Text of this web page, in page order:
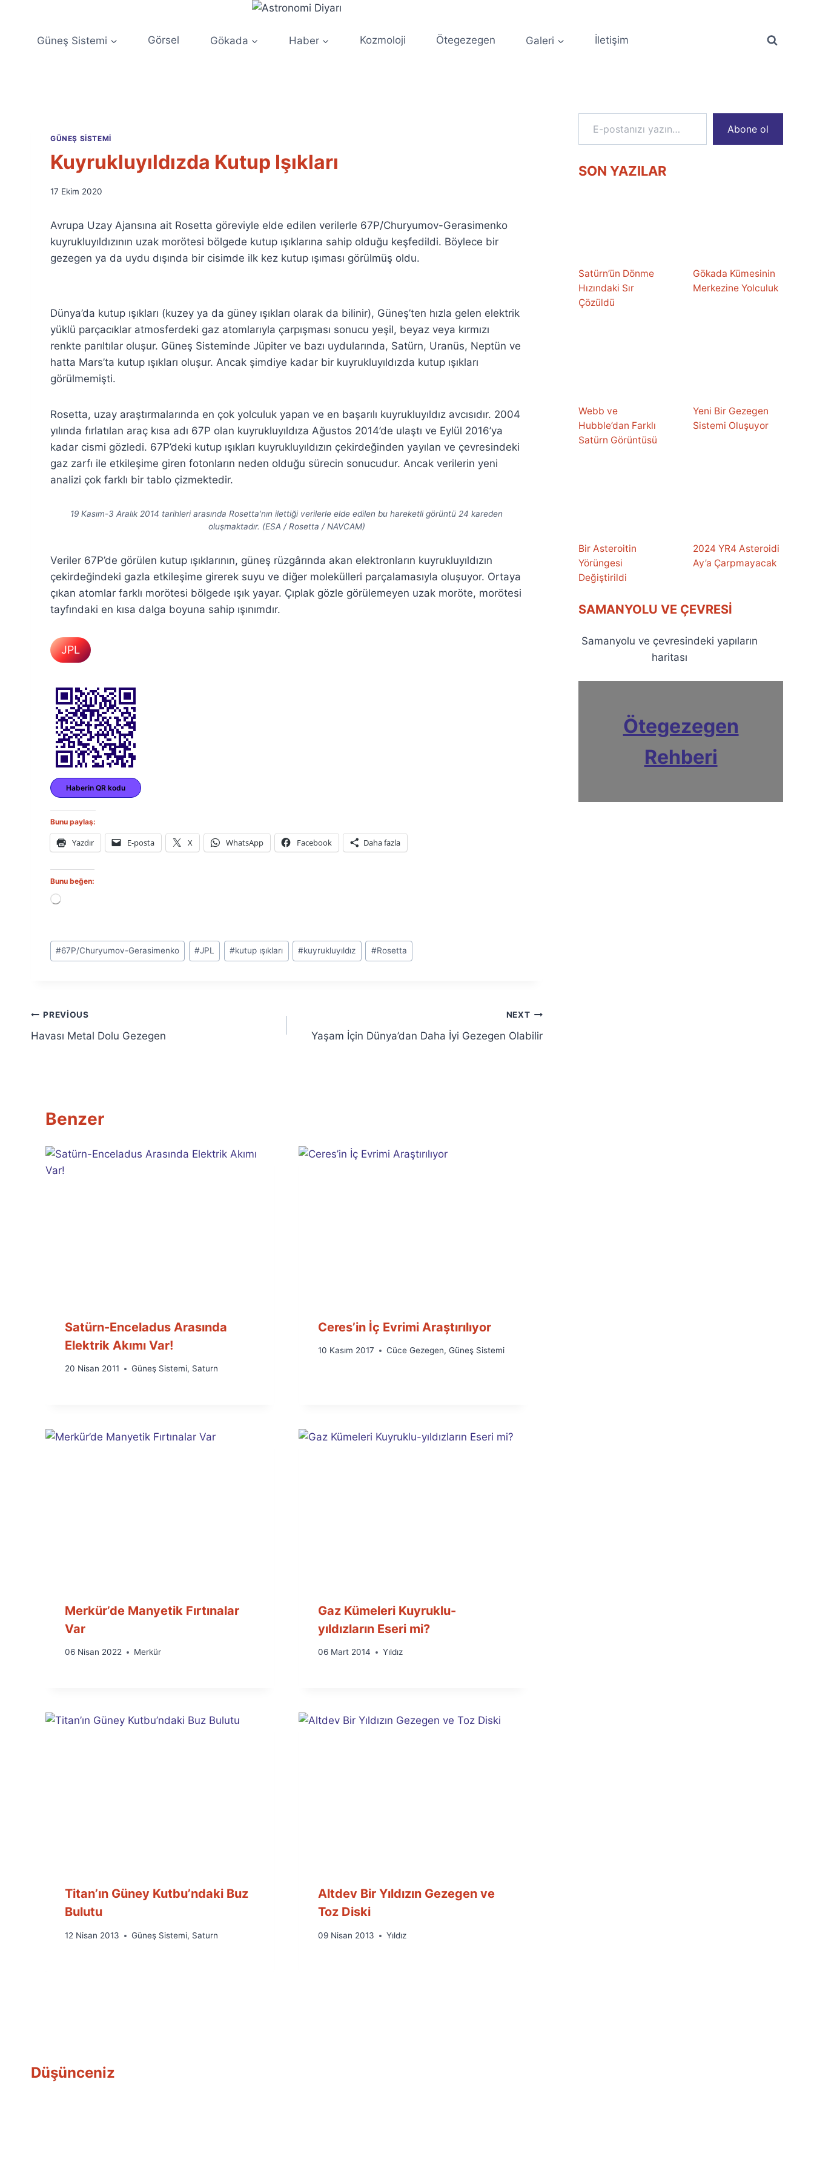
Güneş Sistemi Görsel Gökada Haber Kozmoloji Ötegezegen Galeri İletişim
GÜNEŞ SISTEMI
Kuyrukluyıldızda Kutup Işıkları
By
Özyar
17 Ekim 2020
Avrupa Uzay Ajansına ait Rosetta göreviyle elde edilen verilerle 67P/Churyumov-Gerasimenko
kuyrukluyıldızının uzak morötesi bölgede kutup ışıklarına sahip olduğu keşfedildi. Böylece bir
gezegen ya da uydu dışında bir cisimde ilk kez kutup ışıması görülmüş oldu.
Dünya’da kutup ışıkları (kuzey ya da güney ışıkları olarak da bilinir), Güneş’ten hızla gelen elektrik
yüklü parçacıklar atmosferdeki gaz atomlarıyla çarpışması sonucu yeşil, beyaz veya kırmızı
renkte parıltılar oluşur. Güneş Sisteminde Jüpiter ve bazı uydularında, Satürn, Uranüs, Neptün ve
hatta Mars’ta kutup ışıkları oluşur. Ancak şimdiye kadar bir kuyrukluyıldızda kutup ışıkları
görülmemişti.
Rosetta, uzay araştırmalarında en çok yolculuk yapan ve en başarılı kuyrukluyıldız avcısıdır. 2004
yılında fırlatılan araç kısa adı 67P olan kuyrukluyıldıza Ağustos 2014’de ulaştı ve Eylül 2016’ya
kadar cismi gözledi. 67P’deki kutup ışıkları kuyrukluyıldızın çekirdeğinden yayılan ve çevresindeki
gaz zarfı ile etkileşime giren fotonların neden olduğu sürecin sonucudur. Ancak verilerin yeni
analizi çok farklı bir tablo çizmektedir.
19 Kasım-3 Aralık 2014 tarihleri arasında Rosetta’nın ilettiği verilerle elde edilen bu hareketli görüntü 24 kareden
oluşmaktadır. (ESA / Rosetta / NAVCAM)
Veriler 67P’de görülen kutup ışıklarının, güneş rüzgârında akan elektronların kuyrukluyıldızın
çekirdeğindeki gazla etkileşime girerek suyu ve diğer molekülleri parçalamasıyla oluşuyor. Ortaya
çıkan atomlar farklı morötesi bölgede ışık yayar. Çıplak gözle görülemeyen uzak moröte, morötesi
tayfındaki en kısa dalga boyuna sahip ışınımdır.
JPL
Haberin QR kodu
Bunu paylaş:
Yazdır E-posta X WhatsApp Facebook Daha fazla
Bunu beğen:
Y
e
n
.
.
Post
Tags:
#67P/Churyumov-Gerasimenko #JPL #kutup ışıkları #kuyrukluyıldız #Rosetta
Yazı
gezinmesi
PREVIOUS
Havası Metal Dolu Gezegen
NEXT
Yaşam İçin Dünya’dan Daha İyi Gezegen Olabilir
Benzer
Satürn-Enceladus Arasında
Elektrik Akımı Var!
By
20 Nisan 2011 Güneş Sistemi, Saturn
Ceres’in İç Evrimi Araştırılıyor
By
10 Kasım 2017 Cüce Gezegen,Güneş Sistemi
Merkür’de Manyetik Fırtınalar
Var
By
06 Nisan 2022 Merkür
Gaz Kümeleri Kuyruklu-
yıldızların Eseri mi?
By
06 Mart 2014 Yıldız
Titan’ın Güney Kutbu’ndaki Buz
Bulutu
By
12 Nisan 2013 Güneş Sistemi, Saturn
Altdev Bir Yıldızın Gezegen ve
Toz Diski
By
09 Nisan 2013 Yıldız
Düşünceniz
E-postanızı yazın…
Abone ol
SON YAZILAR
Satürn’ün Dönme
Hızındaki Sır
Çözüldü
Gökada Kümesinin
Merkezine Yolculuk
Webb ve
Hubble’dan Farklı
Satürn Görüntüsü
Yeni Bir Gezegen
Sistemi Oluşuyor
Bir Asteroitin
Yörüngesi
Değiştirildi
2024 YR4 Asteroidi
Ay’a Çarpmayacak
SAMANYOLU VE ÇEVRESI
Samanyolu ve çevresindeki yapıların
haritası
Ötegezegen
Rehberi